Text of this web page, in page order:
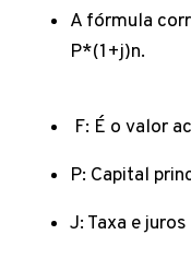
A fórmula
P*(1+j)n.
F: É o valor
P: Capital
J: Taxa e juros